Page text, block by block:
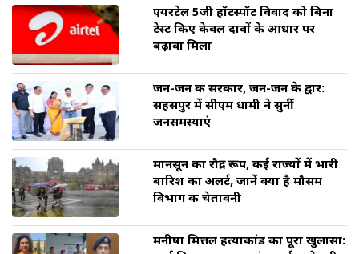
एयरटेल 5जी हॉटस्पॉट विवाद को बिना
टेस्ट किए केवल दावों के आधार पर
बढ़ावा मिला
जन-जन की सरकार, जन-जन के द्वार:
सहसपुर में सीएम धामी ने सुनीं
जनसमस्याएं
मानसून का रौद्र रूप, कई राज्यों में भारी
बारिश का अलर्ट, जानें क्या है मौसम
विभाग की चेतावनी
मनीषा मित्तल हत्याकांड का पूरा खुलासा: